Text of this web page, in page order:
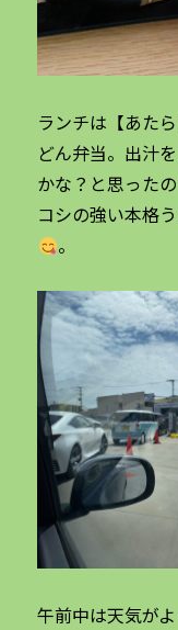
ランチは【あた
どん弁当。出汁
かな？と思った
コシの強い本格
。
午前中は天気が